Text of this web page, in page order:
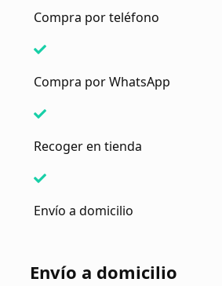
Compra por teléfono
Compra por WhatsApp
Recoger en tienda
Envío a domicilio
Envío a domicilio